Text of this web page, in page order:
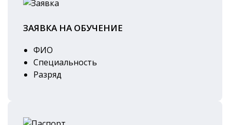
ЗАЯВКА НА ОБУЧЕНИЕ
ФИО
Специальность
Разряд